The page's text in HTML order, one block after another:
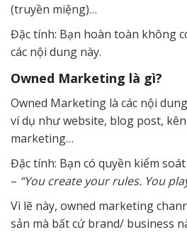
(truyền miệng)…
Đặc tính: Bạn hoàn toàn không
các nội dung này.
Owned Marketing là gì?
Owned Marketing là các nội
ví dụ như website, blog post,
marketing…
Đặc tính: Bạn có quyền kiểm
– “You create your rules. You
Vì lẽ này, owned marketing
sản mà bất cứ brand/ business